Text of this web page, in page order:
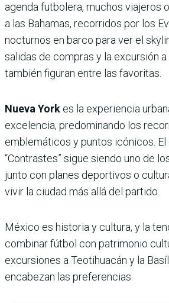
agenda futbolera, muchos viajeros
a las Bahamas, recorridos por los
nocturnos en barco para ver el
salidas de compras y la excursión a
también figuran entre las favoritas.
Nueva York es la experiencia
excelencia, predominando los
emblemáticos y puntos icónicos.
“Contrastes” sigue siendo uno de
junto con planes deportivos o
vivir la ciudad más allá del partido.
México es historia y cultura, y la
combinar fútbol con patrimonio
excursiones a Teotihuacán y la
encabezan las preferencias.